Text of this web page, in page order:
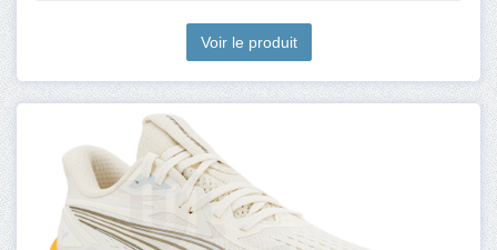
Voir le produit